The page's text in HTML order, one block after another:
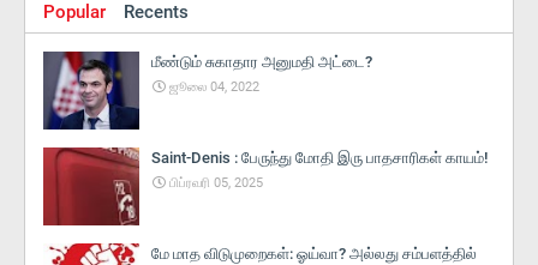
Popular Recents
மீண்டும் சுகாதார அனுமதி அட்டை?
ஜூலை 04, 2022
Saint-Denis : பேருந்து மோதி இரு பாதசாரிகள் காயம்!
பிப்ரவரி 05, 2025
மே மாத விடுமுறைகள்: ஓய்வா? அல்லது சம்பளத்தில்